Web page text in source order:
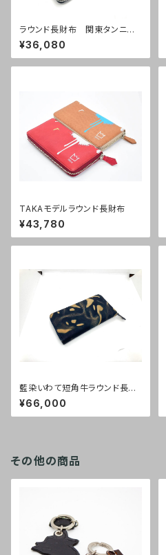
ラウンド長財布 関東タンニン
なめしver
¥36,080
TAKAモデルラウンド長財布
¥43,780
藍染いわて短角牛ラウンド長財
布
¥66,000
その他の商品